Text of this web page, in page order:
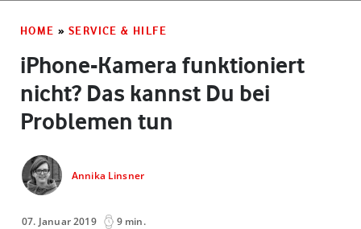
HOME » SERVICE & HILFE
iPhone-Kamera funktioniert
nicht? Das kannst Du bei
Problemen tun
Annika Linsner
07. Januar 2019 9 min.